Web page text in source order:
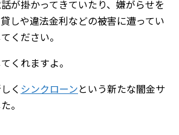
が掛かってきていたり、嫌がらせを
しや違法金利などの被害に遭ってい
ください。
くれますよ。
く シンクローンという新たな闇金サ
。